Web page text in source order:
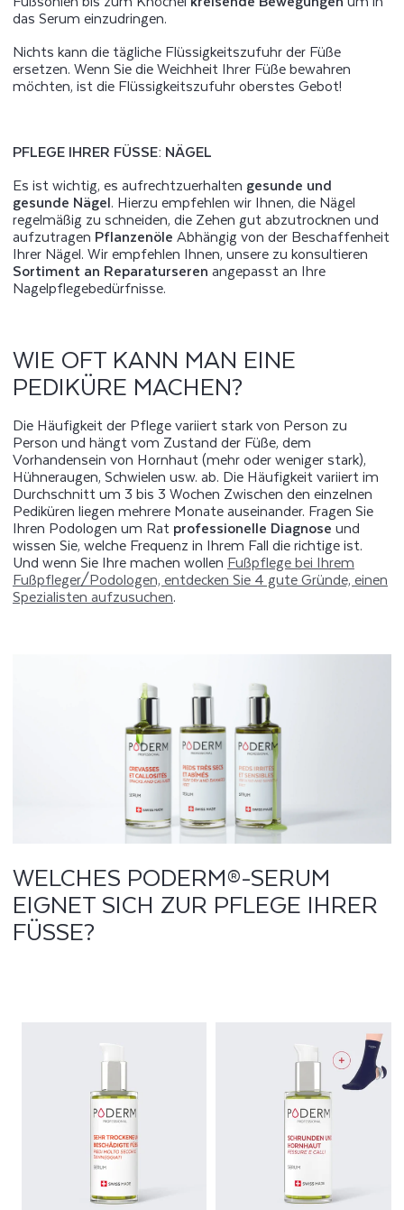
das Serum einzudringen.
Nichts kann die tägliche Flüssigkeitszufuhr der Füße
ersetzen. Wenn Sie die Weichheit Ihrer Füße bewahren
möchten, ist die Flüssigkeitszufuhr oberstes Gebot!
PFLEGE IHRER FÜSSE: NÄGEL
Es ist wichtig, es aufrechtzuerhalten gesunde und
gesunde Nägel. Hierzu empfehlen wir Ihnen, die Nägel
regelmäßig zu schneiden, die Zehen gut abzutrocknen und
aufzutragen Pflanzenöle Abhängig von der Beschaffenheit
Ihrer Nägel. Wir empfehlen Ihnen, unsere zu konsultieren
Sortiment an Reparaturseren angepasst an Ihre
Nagelpflegebedürfnisse.
WIE OFT KANN MAN EINE
PEDIKÜRE MACHEN?
Die Häufigkeit der Pflege variiert stark von Person zu
Person und hängt vom Zustand der Füße, dem
Vorhandensein von Hornhaut (mehr oder weniger stark),
Hühneraugen, Schwielen usw. ab. Die Häufigkeit variiert im
Durchschnitt um 3 bis 3 Wochen Zwischen den einzelnen
Pediküren liegen mehrere Monate auseinander. Fragen Sie
Ihren Podologen um Rat professionelle Diagnoseund
wissen Sie, welche Frequenz in Ihrem Fall die richtige ist.
Und wenn Sie Ihre machen wollen Fußpflege bei Ihrem
Fußpfleger/Podologen, entdecken Sie 4 gute Gründe, einen
Spezialisten aufzusuchen.
WELCHES PODERM®-SERUM
EIGNET SICH ZUR PFLEGE IHRER
FÜSSE?